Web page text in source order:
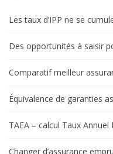
Les taux d’IPP ne se
Des opportunités à saisir
Comparatif meilleur
Équivalence de garanties
TAEA – calcul Taux Annuel
Changer d’assurance